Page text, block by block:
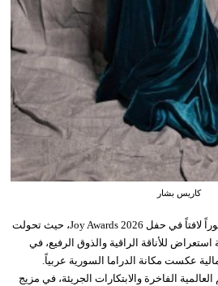
كاريس بشار
سجّلت النجمات السوريات حضوراً لافتاً في حفل Joy Awards 2026، حيث تحولت
للأناقة الراقية والذوق الرفيع، في
عكست مكانة الدراما السورية عربياً.
الفاخرة والابتكارات الجريئة، في مزيج